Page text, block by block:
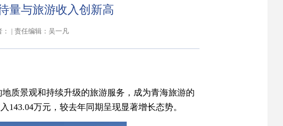
量与旅游收入创新高
： | 责任编辑：吴一凡
质景观和持续升级的旅游服务，成为青海旅游的
万元，较去年同期呈现显著增长态势。